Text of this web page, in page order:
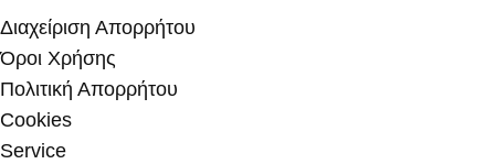
Διαχείριση Απορρήτου
Όροι Χρήσης
Πολιτική Απορρήτου
Cookies
Service